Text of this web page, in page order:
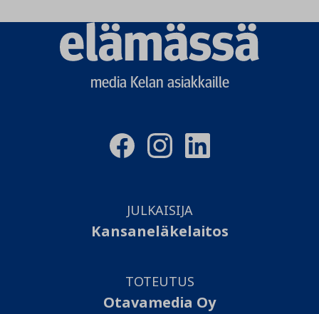
Elämässä
logo
media Kelan asiakkaille
JULKAISIJA
Kansaneläkelaitos
TOTEUTUS
Otavamedia Oy